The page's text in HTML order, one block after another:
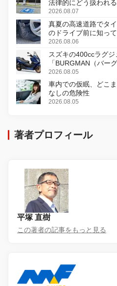
法律的にどう扱われる
2026.08.07
真夏の高速道路でタ
のドライブ前に知っ
2026.08.06
スズキの400ccラグ
「BURGMAN（バー
変更し、8月18日に発
2026.08.05
車内での仮眠、どこ
なしの危険性
2026.08.05
著者プロフィール
平塚 直樹
この著者の記事をもっと見る